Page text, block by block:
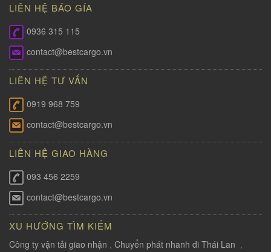
LIÊN HỆ BÁO GÍA
0936 315 115
contact@bestcargo.vn
LIÊN HỆ TƯ VẤN
0919 968 759
contact@bestcargo.vn
LIÊN HỆ GIAO HÀNG
093 456 2259
contact@bestcargo.vn
XU HƯỚNG TÌM KIẾM
Công ty vận tải giao nhận , Chuyển phát nhanh đi Thái Lan ,